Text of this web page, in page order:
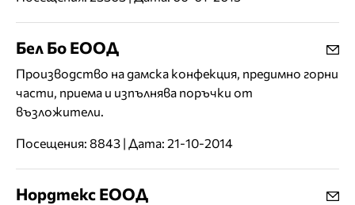
Бел Бо ЕООД
Производство на дамска конфекция, предимно горни
части, приема и изпълнява поръчки от
възложители.
Посещения: 8843 | Дата: 21-10-2014
Нордтекс ЕООД